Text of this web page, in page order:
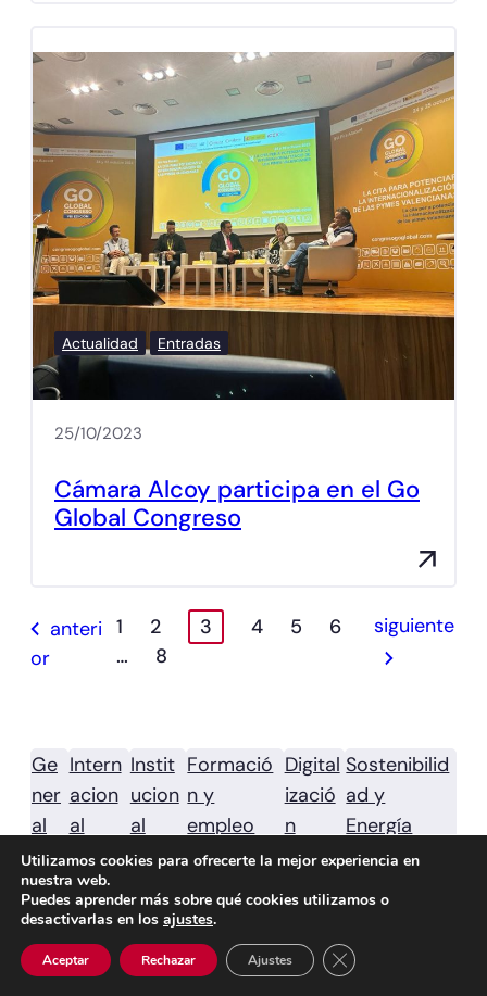
Actualidad Entradas
25/10/2023
Cámara Alcoy participa en el Go
Global Congreso
anteri
or
1 2 3 4 5
6
…
8
siguiente
Ge
ner
al
Intern
acion
al
Instit
ucion
al
Formació
n y
empleo
Digital
izació
n
Sostenibilid
ad y
Energía
Utilizamos cookies para ofrecerte la mejor experiencia en
nuestra web.
Puedes aprender más sobre qué cookies utilizamos o
desactivarlas en los ajustes.
Aceptar Rechazar Ajustes Cerrar el banner de